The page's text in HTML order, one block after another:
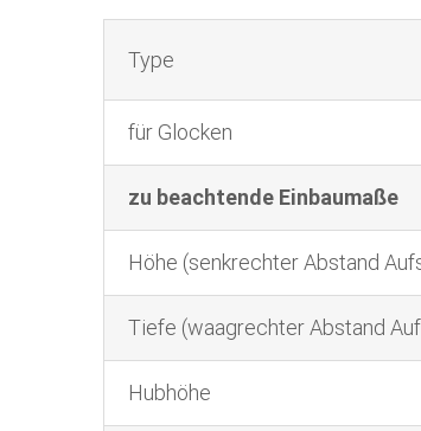
Type
für Glocken
zu beachtende Einbaumaße
Höhe (senkrechter Abstand
Tiefe (waagrechter Abstand
Hubhöhe